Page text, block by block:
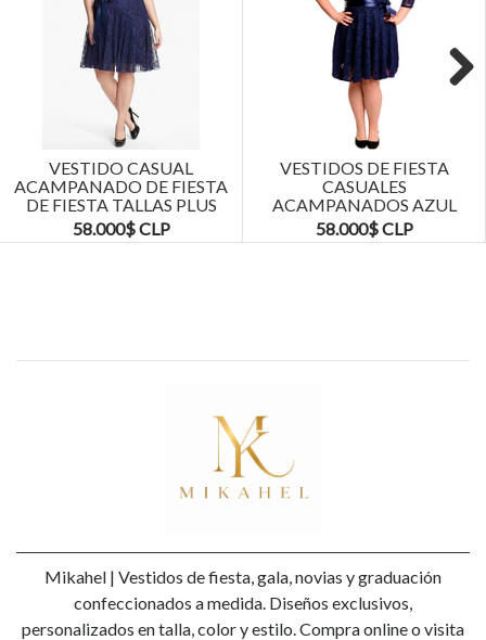
VESTIDO CASUAL
ACAMPANADO DE FIESTA
DE FIESTA TALLAS PLUS
KADRIHEL
58.000$ CLP
VESTIDOS DE FIESTA
CASUALES
ACAMPANADOS AZUL
MARINO TALLAS PLUS
KADRIHEL
58.000$ CLP
Mikahel | Vestidos de fiesta, gala, novias y graduación
confeccionados a medida. Diseños exclusivos,
personalizados en talla, color y estilo. Compra online o visita